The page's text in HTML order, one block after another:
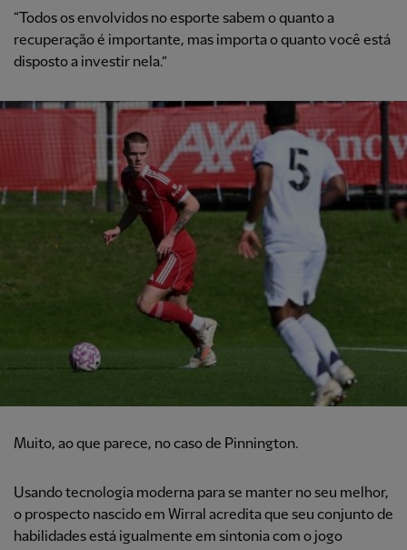
“Todos os envolvidos no esporte sabem o quanto a
recuperação é importante, mas importa o quanto você está
disposto a investir nela.”
Muito, ao que parece, no caso de Pinnington.
Usando tecnologia moderna para se manter no seu melhor,
o prospecto nascido em Wirral acredita que seu conjunto de
habilidades está igualmente em sintonia com o jogo